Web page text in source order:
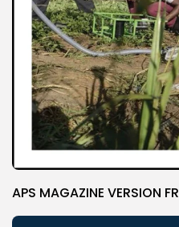
APS MAGAZINE VERSION FR